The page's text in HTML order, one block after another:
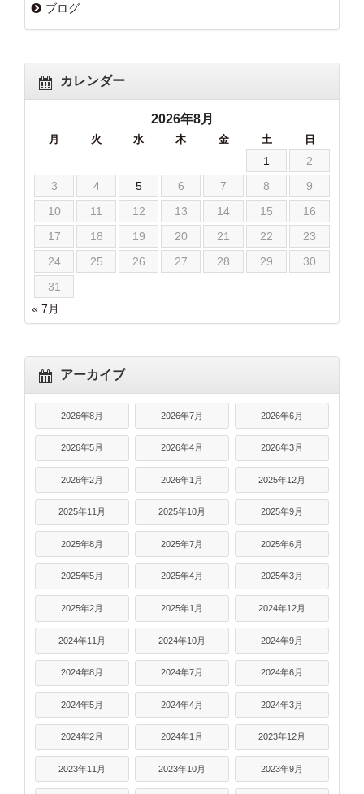
ブログ
カレンダー
2026年8月
月 火 水 木 金 土 日
1
2
3
4 5 6 7 8
9
10
11 12 13 14 15
16
17
18 19 20 21 22
23
24
25 26 27 28 29
30
31
« 7月
アーカイブ
2026年8月 2026年7月 2026年6月
2026年5月 2026年4月 2026年3月
2026年2月 2026年1月 2025年12月
2025年11月 2025年10月 2025年9月
2025年8月 2025年7月 2025年6月
2025年5月 2025年4月 2025年3月
2025年2月 2025年1月 2024年12月
2024年11月 2024年10月 2024年9月
2024年8月 2024年7月 2024年6月
2024年5月 2024年4月 2024年3月
2024年2月 2024年1月 2023年12月
2023年11月 2023年10月 2023年9月